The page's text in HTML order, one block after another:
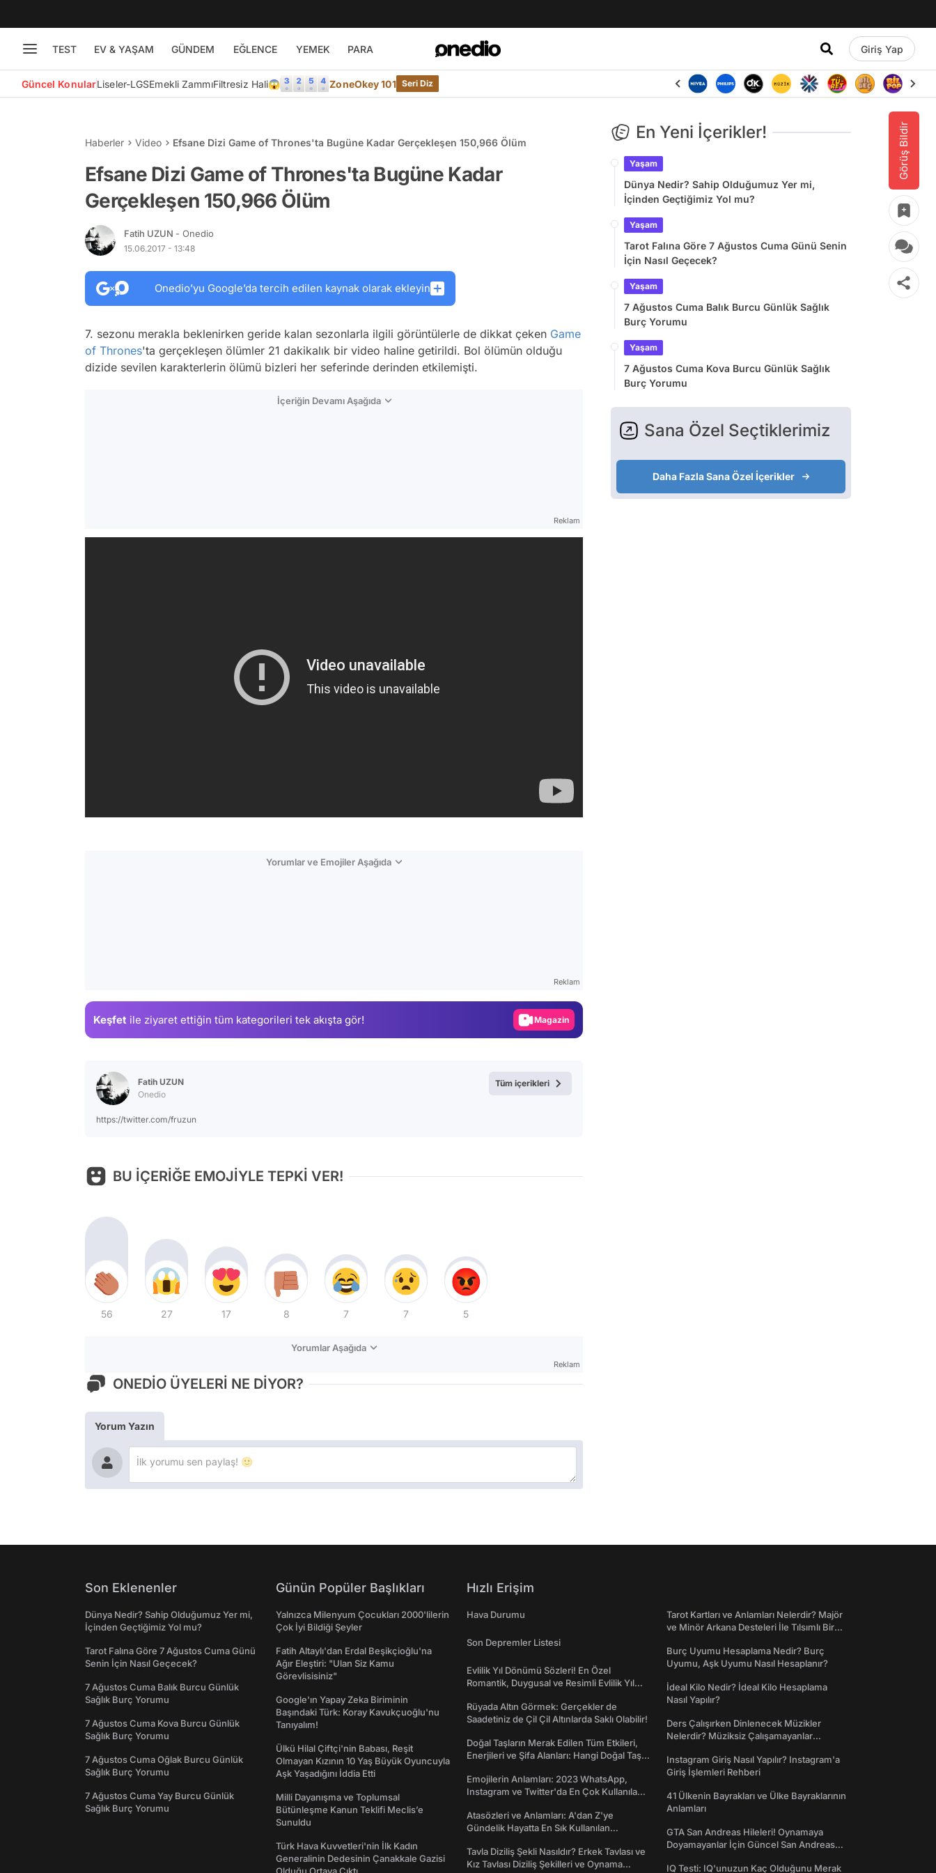
TEST EV & YAŞAM GÜNDEM EĞLENCE YEMEK PARA Giriş Yap
Güncel KonularLiseler-LGSEmekli ZammıFiltresiz Hali😱 ZoneOkey 101 Seri Diz
Görüş Bildir
Haberler Video Efsane Dizi Game of Thrones'ta Bugüne Kadar Gerçekleşen 150,966 Ölüm
Efsane Dizi Game of Thrones'ta Bugüne Kadar
Gerçekleşen 150,966 Ölüm
Fatih UZUN - Onedio
15.06.2017 - 13:48
Onedio’yu Google’da tercih edilen kaynak olarak ekleyin
7. sezonu merakla beklenirken geride kalan sezonlarla ilgili görüntülerle de dikkat çeken Game
of Thrones'ta gerçekleşen ölümler 21 dakikalık bir video haline getirildi. Bol ölümün olduğu
dizide sevilen karakterlerin ölümü bizleri her seferinde derinden etkilemişti.
İçeriğin Devamı Aşağıda
Reklam
Yorumlar ve Emojiler Aşağıda
Reklam
Keşfet ile ziyaret ettiğin tüm kategorileri tek akışta gör! Magazin
Fatih UZUN
Onedio
https://twitter.com/fruzun
Tüm içerikleri
BU İÇERİĞE EMOJİYLE TEPKİ VER!
56 27 17 8 7 7 5
Yorumlar Aşağıda
Reklam
ONEDİO ÜYELERİ NE DİYOR?
Yorum Yazın
En Yeni İçerikler!
Yaşam
Dünya Nedir? Sahip Olduğumuz Yer mi,
İçinden Geçtiğimiz Yol mu?
Yaşam
Tarot Falına Göre 7 Ağustos Cuma Günü Senin
İçin Nasıl Geçecek?
Yaşam
7 Ağustos Cuma Balık Burcu Günlük Sağlık
Burç Yorumu
Yaşam
7 Ağustos Cuma Kova Burcu Günlük Sağlık
Burç Yorumu
Sana Özel Seçtiklerimiz
Daha Fazla Sana Özel İçerikler
Son Eklenenler
Dünya Nedir? Sahip Olduğumuz Yer mi,
İçinden Geçtiğimiz Yol mu?
Tarot Falına Göre 7 Ağustos Cuma Günü
Senin İçin Nasıl Geçecek?
7 Ağustos Cuma Balık Burcu Günlük
Sağlık Burç Yorumu
7 Ağustos Cuma Kova Burcu Günlük
Sağlık Burç Yorumu
7 Ağustos Cuma Oğlak Burcu Günlük
Sağlık Burç Yorumu
7 Ağustos Cuma Yay Burcu Günlük
Sağlık Burç Yorumu
Günün Popüler Başlıkları
Yalnızca Milenyum Çocukları 2000'lilerin
Çok İyi Bildiği Şeyler
Fatih Altaylı'dan Erdal Beşikçioğlu'na
Ağır Eleştiri: "Ulan Siz Kamu
Görevlisisiniz"
Google'ın Yapay Zeka Biriminin
Başındaki Türk: Koray Kavukçuoğlu'nu
Tanıyalım!
Ülkü Hilal Çiftçi'nin Babası, Reşit
Olmayan Kızının 10 Yaş Büyük Oyuncuyla
Aşk Yaşadığını İddia Etti
Milli Dayanışma ve Toplumsal
Bütünleşme Kanun Teklifi Meclis’e
Sunuldu
Türk Hava Kuvvetleri'nin İlk Kadın
Generalinin Dedesinin Çanakkale Gazisi
Hızlı Erişim
Hava Durumu
Son Depremler Listesi
Evlilik Yıl Dönümü Sözleri! En Özel
Romantik, Duygusal ve Resimli Evlilik Yıl
Rüyada Altın Görmek: Gerçekler de
Saadetiniz de Çil Çil Altınlarda Saklı Olabilir!
Doğal Taşların Merak Edilen Tüm Etkileri,
Enerjileri ve Şifa Alanları: Hangi Doğal Taş
Emojilerin Anlamları: 2023 WhatsApp,
Instagram ve Twitter'da En Çok Kullanılan
Atasözleri ve Anlamları: A'dan Z'ye
Gündelik Hayatta En Sık Kullanılan
Tavla Diziliş Şekli Nasıldır? Erkek Tavlası ve
Kız Tavlası Diziliş Şekilleri ve Oynama
Tarot Kartları ve Anlamları Nelerdir? Majör
ve Minör Arkana Desteleri İle Tılsımlı Bir
Burç Uyumu Hesaplama Nedir? Burç
Uyumu, Aşk Uyumu Nasıl Hesaplanır?
İdeal Kilo Nedir? İdeal Kilo Hesaplama
Nasıl Yapılır?
Ders Çalışırken Dinlenecek Müzikler
Nelerdir? Müziksiz Çalışamayanlar
Instagram Giriş Nasıl Yapılır? Instagram'a
Giriş İşlemleri Rehberi
41 Ülkenin Bayrakları ve Ülke Bayraklarının
Anlamları
GTA San Andreas Hileleri! Oynamaya
Doyamayanlar İçin Güncel San Andreas
IQ Testi: IQ'unuzun Kaç Olduğunu Merak